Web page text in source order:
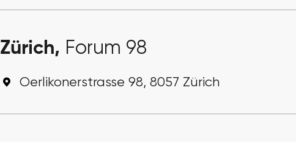
Zürich, Forum 98
Oerlikonerstrasse 98, 8057 Zürich